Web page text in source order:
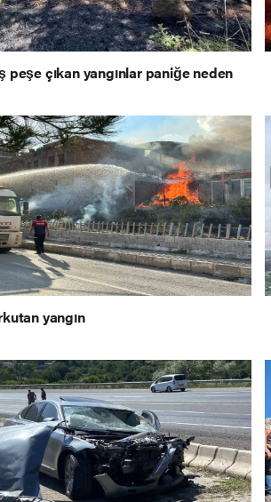
peşe çıkan yangınlar paniğe neden
yangın